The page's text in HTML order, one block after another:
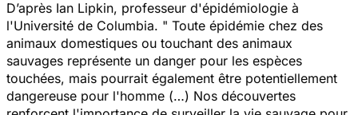
D’après Ian Lipkin, professeur d'épidémiologie à
l'Université de Columbia. " Toute épidémie chez des
animaux domestiques ou touchant des animaux
sauvages représente un danger pour les espèces
touchées, mais pourrait également être potentiellement
dangereuse pour l'homme (…) Nos découvertes